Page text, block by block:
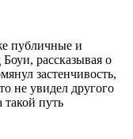
публичные и
рассказывая о
застенчивость,
не увидел другого
такой путь